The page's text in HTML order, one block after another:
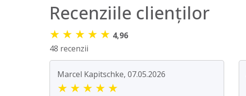
Recenziile clienților
★ ★ ★ ★ ★ 4,96
48 recenzii
Marcel Kapitschke, 07.05.2026
★ ★ ★ ★ ★